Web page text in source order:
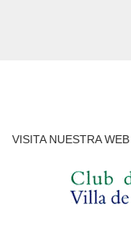
VISITA NUESTRA WEB